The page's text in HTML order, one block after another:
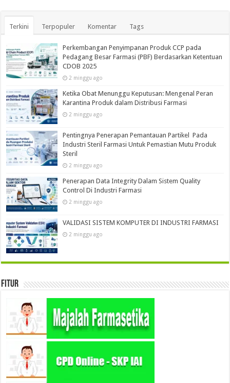
Terkini Terpopuler Komentar Tags
Perkembangan Penyimpanan Produk CCP pada
Pedagang Besar Farmasi (PBF) Berdasarkan Ketentuan
CDOB 2025
2 minggu ago
Ketika Obat Menunggu Keputusan: Mengenal Peran
Karantina Produk dalam Distribusi Farmasi
2 minggu ago
Pentingnya Penerapan Pemantauan Partikel Pada
Industri Steril Farmasi Untuk Pemastian Mutu Produk
Steril
2 minggu ago
Penerapan Data Integrity Dalam Sistem Quality
Control Di Industri Farmasi
2 minggu ago
VALIDASI SISTEM KOMPUTER DI INDUSTRI FARMASI
2 minggu ago
Fitur